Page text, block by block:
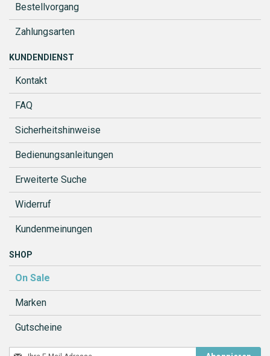
Bestellvorgang
Zahlungsarten
KUNDENDIENST
Kontakt
FAQ
Sicherheitshinweise
Bedienungsanleitungen
Erweiterte Suche
Widerruf
Kundenmeinungen
SHOP
On Sale
Marken
Gutscheine
Melden